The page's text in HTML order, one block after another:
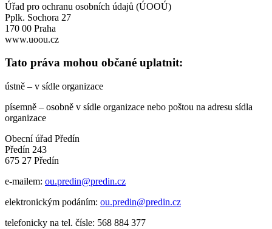
Úřad pro ochranu osobních údajů (ÚOOÚ)
Pplk. Sochora 27
170 00 Praha
www.uoou.cz
Tato práva mohou občané uplatnit:
ústně – v sídle organizace
písemně – osobně v sídle organizace nebo poštou na adresu sídla
organizace
Obecní úřad Předín
Předín 243
675 27 Předín
e-mailem: ou.predin@predin.cz
elektronickým podáním: ou.predin@predin.cz
telefonicky na tel. čísle: 568 884 377